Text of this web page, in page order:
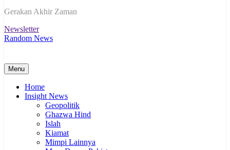
Gerakan Akhir Zaman
Newsletter
Random News
Menu
Home
Insight News
Geopolitik
Ghazwa Hind
Islah
Kiamat
Mimpi Lainnya